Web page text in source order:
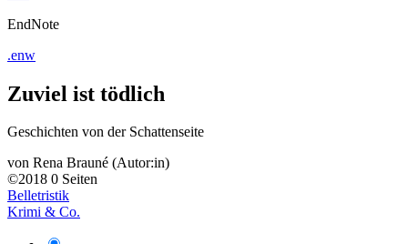
EndNote
.enw
Zuviel ist tödlich
Geschichten von der Schattenseite
von Rena Brauné (Autor:in)
©2018 0 Seiten
Belletristik
Krimi & Co.